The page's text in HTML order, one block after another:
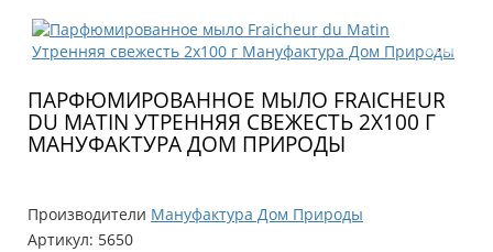
ПАРФЮМИРОВАННОЕ МЫЛО FRAICHEUR
DU MATIN УТРЕННЯЯ СВЕЖЕСТЬ 2Х100 Г
МАНУФАКТУРА ДОМ ПРИРОДЫ
Производители Мануфактура Дом Природы
Артикул: 5650